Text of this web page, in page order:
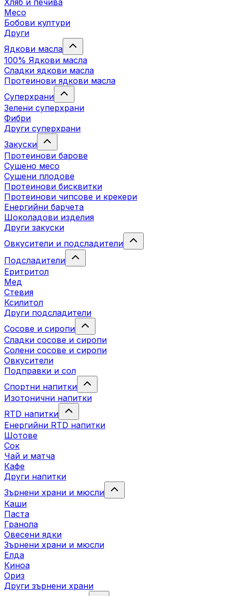
Хляб и печива
Месо
Бобови култури
Други
Ядкови масла
100% Ядкови масла
Сладки ядкови масла
Протеинови ядкови масла
Суперхрани
Зелени суперхрани
Фибри
Други суперхрани
3акуски
Протеинови бaрове
Сушено месо
Сушени плодове
Протеинови бисквитки
Протеинови чипсове и крекери
Енергийни барчета
Шоколадови изделия
Други закуски
Овкусители и подсладители
Подсладители
Еритритол
Мед
Стевия
Ксилитол
Други подсладители
Сосове и сиропи
Сладки сосове и сиропи
Солени сосове и сиропи
Овкусители
Подправки и сол
Спортни напитки
Изотонични напитки
RTD напитки
Енергийни RTD напитки
Шотове
Сок
Чай и матча
Кафе
Други напитки
Зърнени храни и мюсли
Каши
Паста
Гранола
Овесени ядки
Зърнени храни и мюсли
Елда
Киноа
Ориз
Други зърнени храни